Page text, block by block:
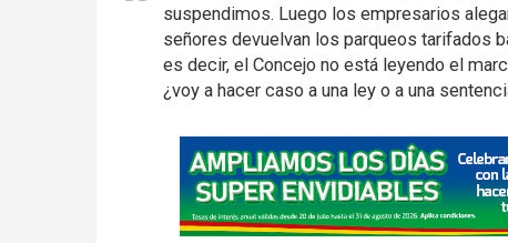
suspendimos. Luego los empresarios
señores devuelvan los parqueos tarifados
es decir, el Concejo no está leyendo el
¿voy a hacer caso a una ley o a una
A
d
v
e